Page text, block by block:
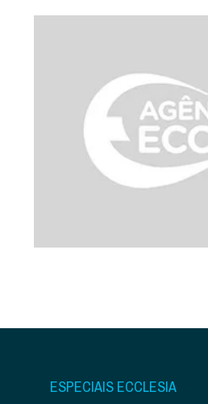
ESPECIAIS ECCLESIA